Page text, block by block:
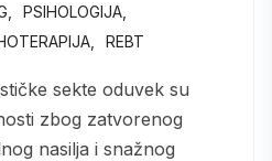
PSIHOLOGIJA
REBT
zbog zatvorenog
nasilja i snažnog